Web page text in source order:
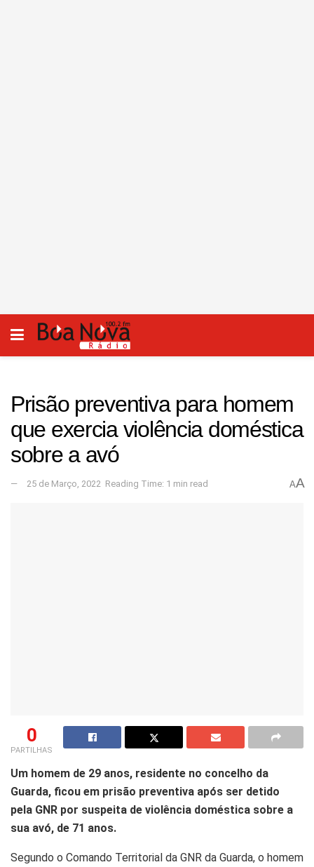
Prisão preventiva para homem
que exercia violência doméstica
sobre a avó
25 de Março, 2022 Reading Time: 1 min read AA
0
PARTILHAS
Um homem de 29 anos, residente no concelho da
Guarda, ficou em prisão preventiva após ser detido
pela GNR por suspeita de violência doméstica sobre a
sua avó, de 71 anos.
Segundo o Comando Territorial da GNR da Guarda, o homem